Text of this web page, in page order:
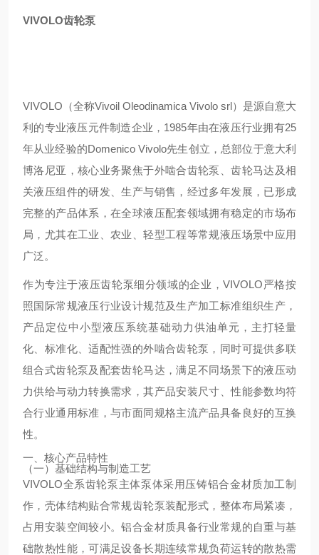
VIVOLO齿轮泵
VIVOLO（全称Vivoil Oleodinamica Vivolo srl）是源自意大
利的专业液压元件制造企业，1985年由在液压行业拥有25
年从业经验的Domenico Vivolo先生创立，总部位于意大利
博洛尼亚，核心业务聚焦于外啮合齿轮泵、齿轮马达及相
关液压组件的研发、生产与销售，经过多年发展，已形成
完整的产品体系，在全球液压配套领域拥有稳定的市场布
局，尤其在工业、农业、轻型工程等常规液压场景中应用
广泛。
作为专注于液压齿轮泵细分领域的企业，VIVOLO严格按
照国际常规液压行业设计规范及生产加工标准组织生产，
产品定位中小型液压系统基础动力供油单元，主打轻量
化、标准化、适配性强的外啮合齿轮泵，同时可提供多联
组合式齿轮泵及配套齿轮马达，满足不同场景下的液压动
力供给与动力转换需求，其产品安装尺寸、性能参数均符
合行业通用标准，与市面同规格主流产品具备良好的互换
性。
一、核心产品特性
（一）基础结构与制造工艺
VIVOLO全系齿轮泵主体泵体采用压铸铝合金材质加工制
作，壳体结构贴合常规齿轮泵装配形式，整体布局紧凑，
占用安装空间较小。铝合金材质具备行业常规的自重与基
础散热性能，可满足设备长期连续常规负荷运转的散热需